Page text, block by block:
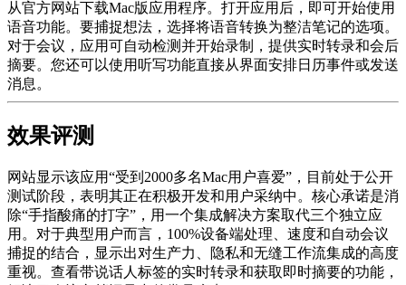
从官方网站下载Mac版应用程序。打开应用后，即可开始使用
语音功能。要捕捉想法，选择将语音转换为整洁笔记的选项。
对于会议，应用可自动检测并开始录制，提供实时转录和会后
摘要。您还可以使用听写功能直接从界面安排日历事件或发送
消息。
效果评测
网站显示该应用“受到2000多名Mac用户喜爱”，目前处于公开
测试阶段，表明其正在积极开发和用户采纳中。核心承诺是消
除“手指酸痛的打字”，用一个集成解决方案取代三个独立应
用。对于典型用户而言，100%设备端处理、速度和自动会议
捕捉的结合，显示出对生产力、隐私和无缝工作流集成的高度
重视。查看带说话人标签的实时转录和获取即时摘要的功能，